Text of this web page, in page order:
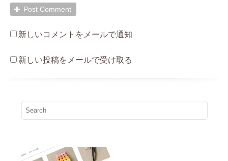
新しいコメントをメールで通知
新しい投稿をメールで受け取る